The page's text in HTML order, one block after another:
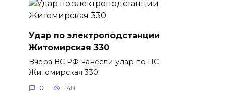
Удар по электроподстанции
Житомирская 330
Вчера ВС РФ нанесли удар по ПС
Житомирская 330.
0 148